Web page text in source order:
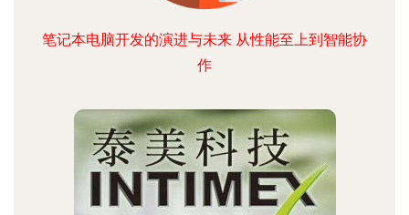
笔记本电脑开发的演进与未来 从性能至上到智能协
作